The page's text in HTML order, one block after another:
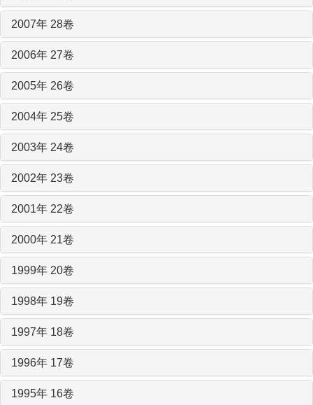
2007年 28卷
2006年 27卷
2005年 26卷
2004年 25卷
2003年 24卷
2002年 23卷
2001年 22卷
2000年 21卷
1999年 20卷
1998年 19卷
1997年 18卷
1996年 17卷
1995年 16卷